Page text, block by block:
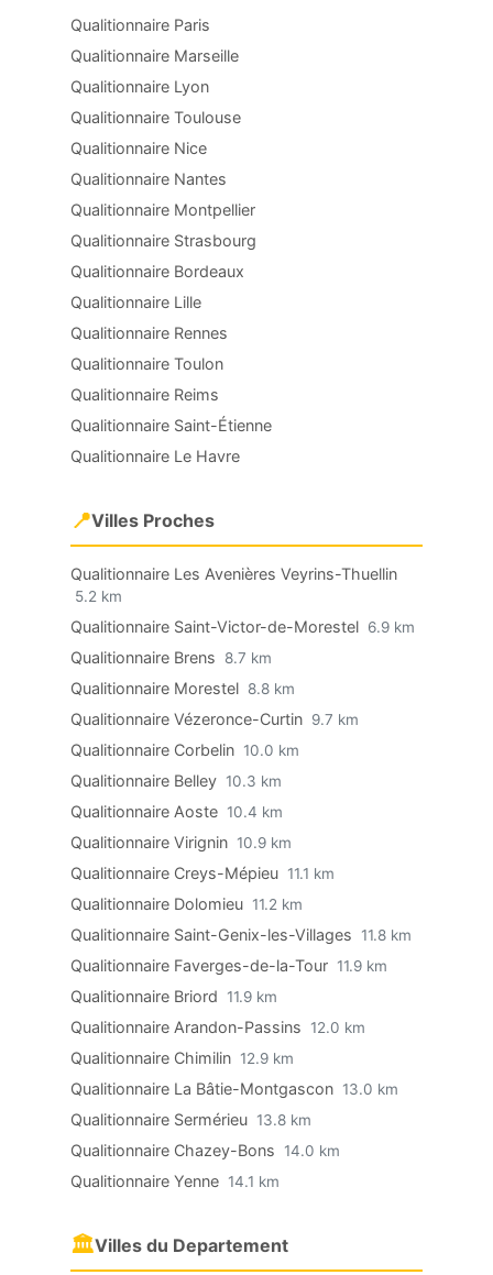
Qualitionnaire Paris
Qualitionnaire Marseille
Qualitionnaire Lyon
Qualitionnaire Toulouse
Qualitionnaire Nice
Qualitionnaire Nantes
Qualitionnaire Montpellier
Qualitionnaire Strasbourg
Qualitionnaire Bordeaux
Qualitionnaire Lille
Qualitionnaire Rennes
Qualitionnaire Toulon
Qualitionnaire Reims
Qualitionnaire Saint-Étienne
Qualitionnaire Le Havre
📍Villes Proches
Qualitionnaire Les Avenières Veyrins-Thuellin
5.2 km
Qualitionnaire Saint-Victor-de-Morestel 6.9 km
Qualitionnaire Brens 8.7 km
Qualitionnaire Morestel 8.8 km
Qualitionnaire Vézeronce-Curtin 9.7 km
Qualitionnaire Corbelin 10.0 km
Qualitionnaire Belley 10.3 km
Qualitionnaire Aoste 10.4 km
Qualitionnaire Virignin 10.9 km
Qualitionnaire Creys-Mépieu 11.1 km
Qualitionnaire Dolomieu 11.2 km
Qualitionnaire Saint-Genix-les-Villages 11.8 km
Qualitionnaire Faverges-de-la-Tour 11.9 km
Qualitionnaire Briord 11.9 km
Qualitionnaire Arandon-Passins 12.0 km
Qualitionnaire Chimilin 12.9 km
Qualitionnaire La Bâtie-Montgascon 13.0 km
Qualitionnaire Sermérieu 13.8 km
Qualitionnaire Chazey-Bons 14.0 km
Qualitionnaire Yenne 14.1 km
🏛Villes du Departement